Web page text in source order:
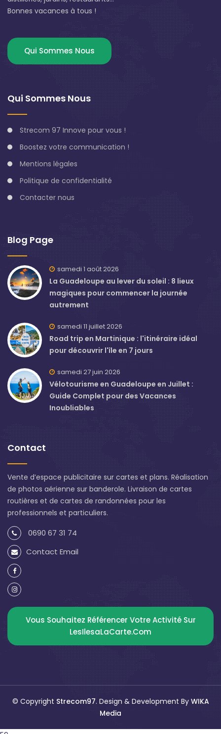
Bonnes vacances à tous !
Qui Sommes Nous
Qui Sommes Nous
Strecom 97 Innove pour vous !
Boostez votre communication !
Mentions légales
Politique de confidentialité
Contacter nous
Blog Page
samedi 1 août 2026
La Guadeloupe au lever du soleil : 8 lieux
magiques pour commencer la journée
autrement
samedi 11 juillet 2026
Road trip en Martinique : l'itinéraire idéal
pour découvrir l'île en 7 jours
samedi 27 juin 2026
Vélotourisme en Guadeloupe en Juillet :
Guide Complet pour des Vacances
Inoubliables
Contact
Vente d’espace publicitaire sur cartes et plans. Réalisation
de photos aérienne sur banderole. Livraison de cartes
routières et de cartes de randonnées pour les
professionnels et particuliers.
0690 67 31 74
Contact Email
Vous Souhaitez Référencer Votre Activité Sur
LesIlesaLaCarte.com
© Copyright Strecom97. Design & Development By WIKA
Media